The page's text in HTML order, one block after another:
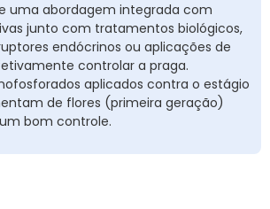
uma abordagem integrada com
junto com tratamentos biológicos,
endócrinos ou aplicações de
controlar a praga.
aplicados contra o estágio
de flores (primeira geração)
bom controle.